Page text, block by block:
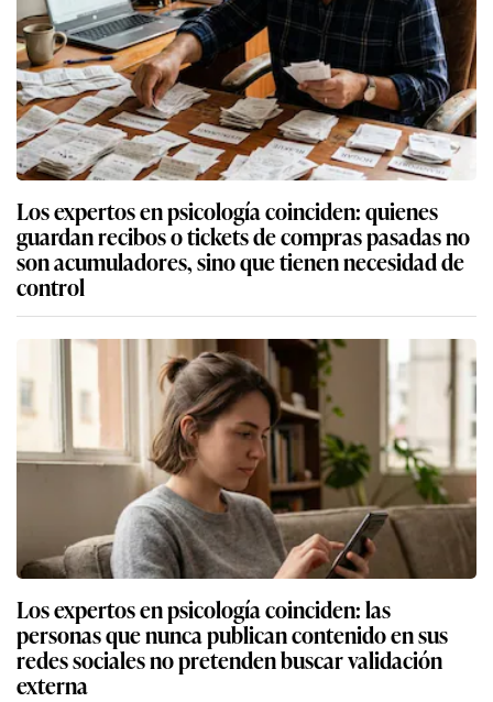
Los expertos en psicología coinciden: quienes
guardan recibos o tickets de compras pasadas no
son acumuladores, sino que tienen necesidad de
control
Los expertos en psicología coinciden: las
personas que nunca publican contenido en sus
redes sociales no pretenden buscar validación
externa